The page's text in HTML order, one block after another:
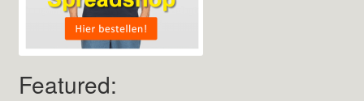
Featured: